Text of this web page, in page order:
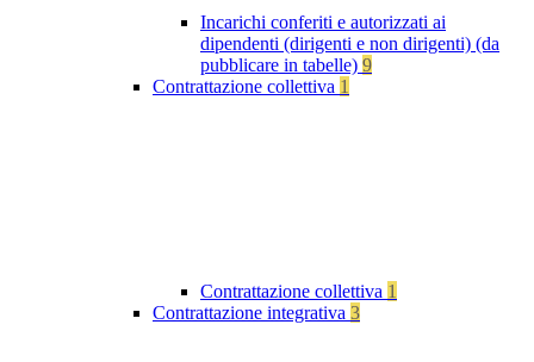
Incarichi conferiti e autorizzati ai
dipendenti (dirigenti e non dirigenti) (da
pubblicare in tabelle) 9
Contrattazione collettiva 1
Contrattazione collettiva 1
Contrattazione integrativa 3